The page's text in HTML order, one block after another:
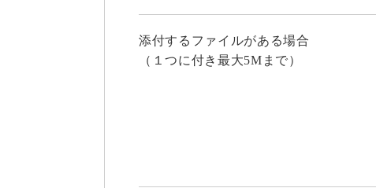
添付するファイルがある場合
（１つに付き最大5Mまで）